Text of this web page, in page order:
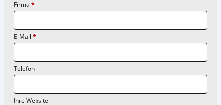
Firma *
E-Mail *
Telefon
Ihre Website